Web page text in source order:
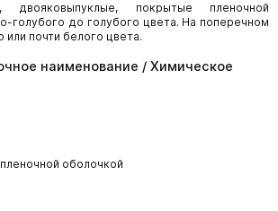
двояковыпуклые, покрытые пленочной
голубого до голубого цвета. На поперечном
или почти белого цвета.
наименование / Химическое
оболочкой